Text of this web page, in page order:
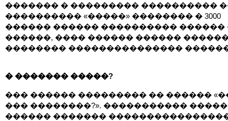
������� � ��������� ����������
���������� «�����» �������� � 3000
������ ������ ���������� ������
������, ���� ������ ������
�������� ���������������
� ������� �����?
��� ������ ��������� �� ������
��� ��������?». �����������
������ �������